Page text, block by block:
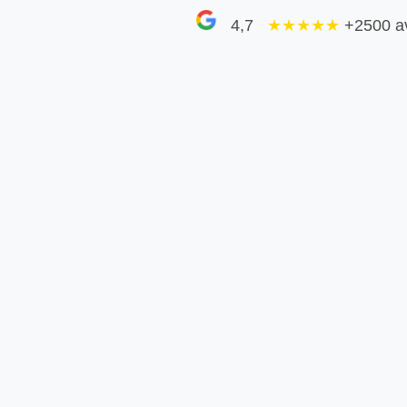
4,7 ★★★★★ +2500